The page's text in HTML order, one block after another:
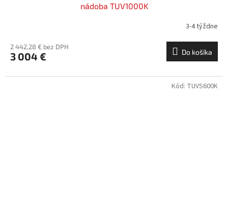
nádoba TUV1000K
3-4 týždne
2 442,28 € bez DPH
3 004 € Do košíka
Kód: TUVS600K